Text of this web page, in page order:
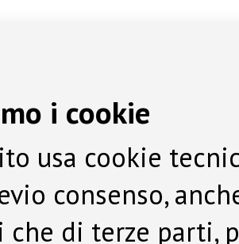
i cookie
usa cookie
consenso,
che di terze parti,